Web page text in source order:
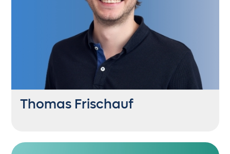
Ihre Liebe gilt ihren Hühnern und der
besonderen Patenschaft: Jeder Pate hat
„sein“ Huhn und bekommt von diesem
regelmäßig die Eier – immer sonntags frisch
geliefert.
Thomas Frischauf